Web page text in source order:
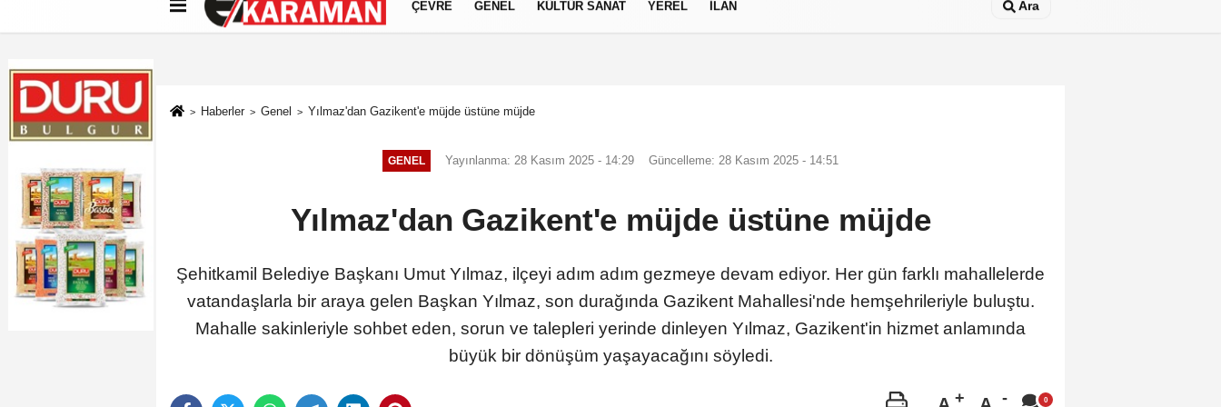
Künye İletişim Çerez Politikası Gizlilik İlkeleri
ÇEVRE GENEL KÜLTÜR SANAT YEREL İLAN Ara
Haberler Genel Yılmaz'dan Gazikent'e müjde üstüne müjde
GENEL Yayınlanma: 28 Kasım 2025 - 14:29 Güncelleme: 28 Kasım 2025 - 14:51
Yılmaz'dan Gazikent'e müjde üstüne müjde
Şehitkamil Belediye Başkanı Umut Yılmaz, ilçeyi adım adım gezmeye devam ediyor. Her gün farklı mahallelerde
vatandaşlarla bir araya gelen Başkan Yılmaz, son durağında Gazikent Mahallesi'nde hemşehrileriyle buluştu.
Mahalle sakinleriyle sohbet eden, sorun ve talepleri yerinde dinleyen Yılmaz, Gazikent'in hizmet anlamında
büyük bir dönüşüm yaşayacağını söyledi.